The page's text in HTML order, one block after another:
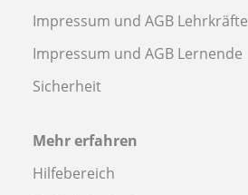
Impressum und AGB Lehrkräfte
Impressum und AGB Lernende
Sicherheit
Mehr erfahren
Hilfebereich